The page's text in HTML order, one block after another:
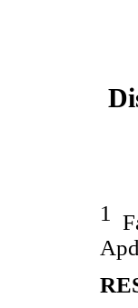
1